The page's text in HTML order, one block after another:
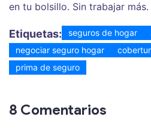
en tu bolsillo. Sin trabajar
Etiquetas: seguros de hogar
negociar seguro hogar
prima de seguro
8 Comentarios